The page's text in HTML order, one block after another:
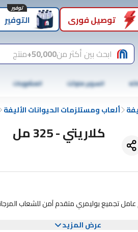
توصيل فوري التوفير
توفير
ابحث بين أكثر من50,000+ منتج
السوبر ماركت المشروبات
ألعاب ومستلزمات الحيوانات الأليفة
كلاريتي - 325 مل
تجميع بوليمري متقدم آمن للشعاب
عرض المزيد